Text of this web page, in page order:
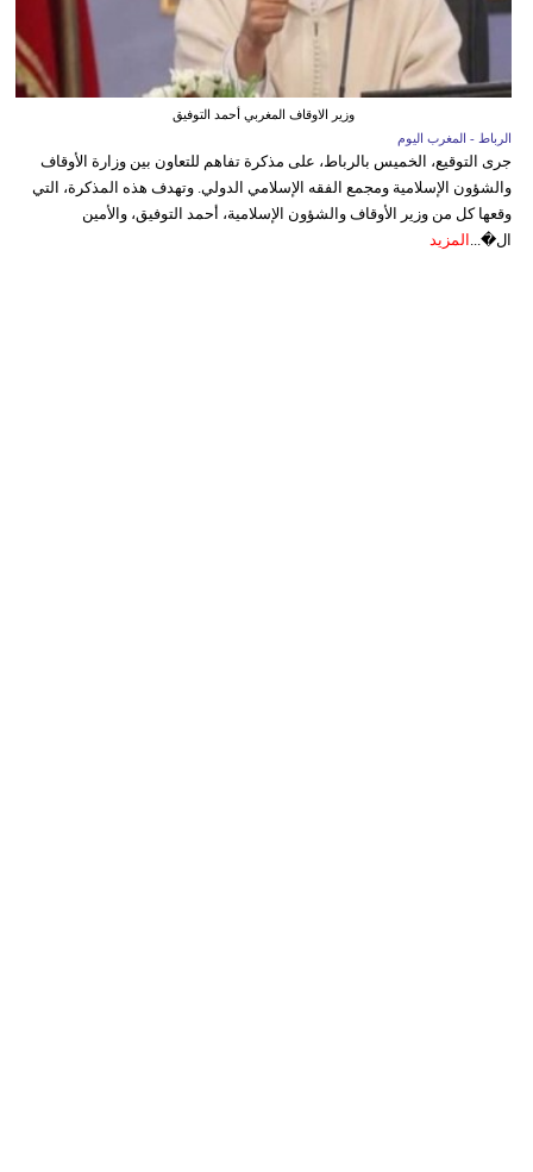
وزير الاوقاف المغربي أحمد التوفيق
الرباط - المغرب اليوم
جرى التوقيع، الخميس بالرباط، على مذكرة تفاهم للتعاون بين وزارة الأوقاف
والشؤون الإسلامية ومجمع الفقه الإسلامي الدولي. وتهدف هذه المذكرة، التي
وقعها كل من وزير الأوقاف والشؤون الإسلامية، أحمد التوفيق، والأمين
ال�... المزيد